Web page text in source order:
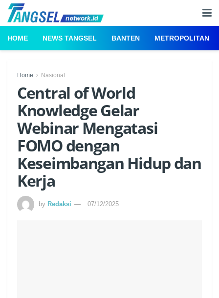
HOME NEWS TANGSEL BANTEN METROPOLITAN
Home Nasional
Central of World
Knowledge Gelar
Webinar Mengatasi
FOMO dengan
Keseimbangan Hidup dan
Kerja
by Redaksi 07/12/2025